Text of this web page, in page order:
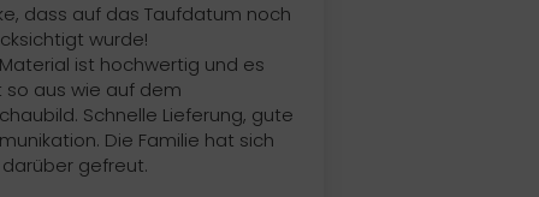
dass auf das Taufdatum noch
wurde!
ist hochwertig und es
so aus wie auf dem
Schnelle Lieferung, gute
Die Familie hat sich
gefreut.